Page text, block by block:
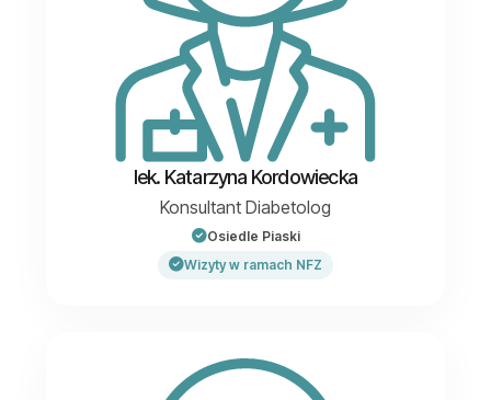
lek. Katarzyna Kordowiecka
Konsultant Diabetolog
Osiedle Piaski
Wizyty w ramach NFZ